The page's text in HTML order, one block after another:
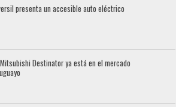
presenta un accesible auto eléctrico
Destinator ya está en el mercado